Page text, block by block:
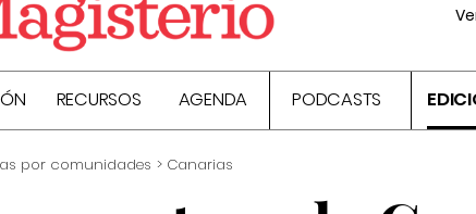
RECURSOS AGENDA PODCASTS
por comunidades Canarias